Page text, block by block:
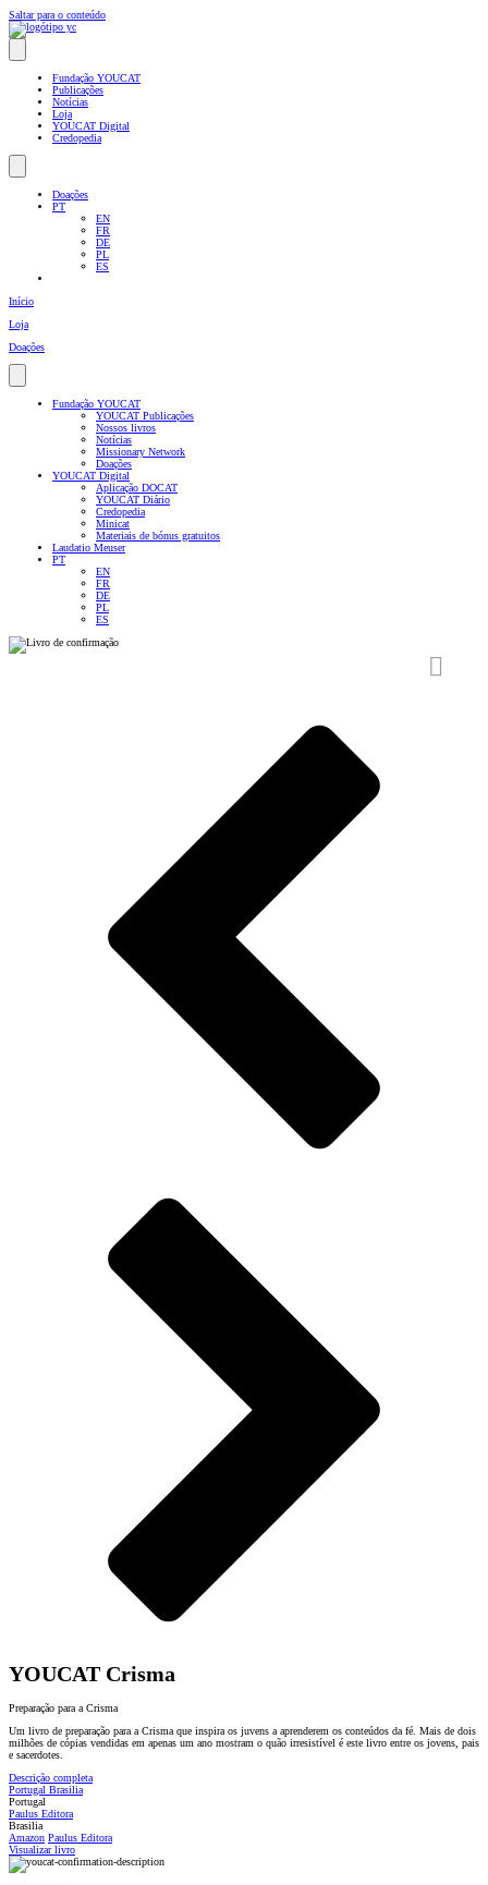
Saltar para o conteúdo
Fundação YOUCAT
Publicações
Notícias
Loja
YOUCAT Digital
Credopedia
Doações
PT
EN
FR
DE
PL
ES
Início
Loja
Doações
Fundação YOUCAT
YOUCAT Publicações
Nossos livros
Notícias
Missionary Network
Doações
YOUCAT Digital
Aplicação DOCAT
YOUCAT Diário
Credopedia
Minicat
Materiais de bónus gratuitos
Laudatio Meuser
PT
EN
FR
DE
PL
ES
YOUCAT Crisma
Preparação para a Crisma
Um livro de preparação para a Crisma que inspira os juvens a aprenderem os conteúdos da fé. Mais de dois
milhões de cópias vendidas em apenas um ano mostram o quão irresistível é este livro entre os jovens, pais
e sacerdotes.
Descrição completa
Portugal Brasilia
Portugal
Paulus Editora
Brasilia
Amazon Paulus Editora
Visualizar livro